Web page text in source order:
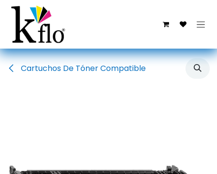
Ir al contenido
Cartuchos De Tóner Compatible